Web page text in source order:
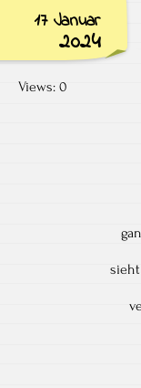
17 Januar
2024
Views: 0